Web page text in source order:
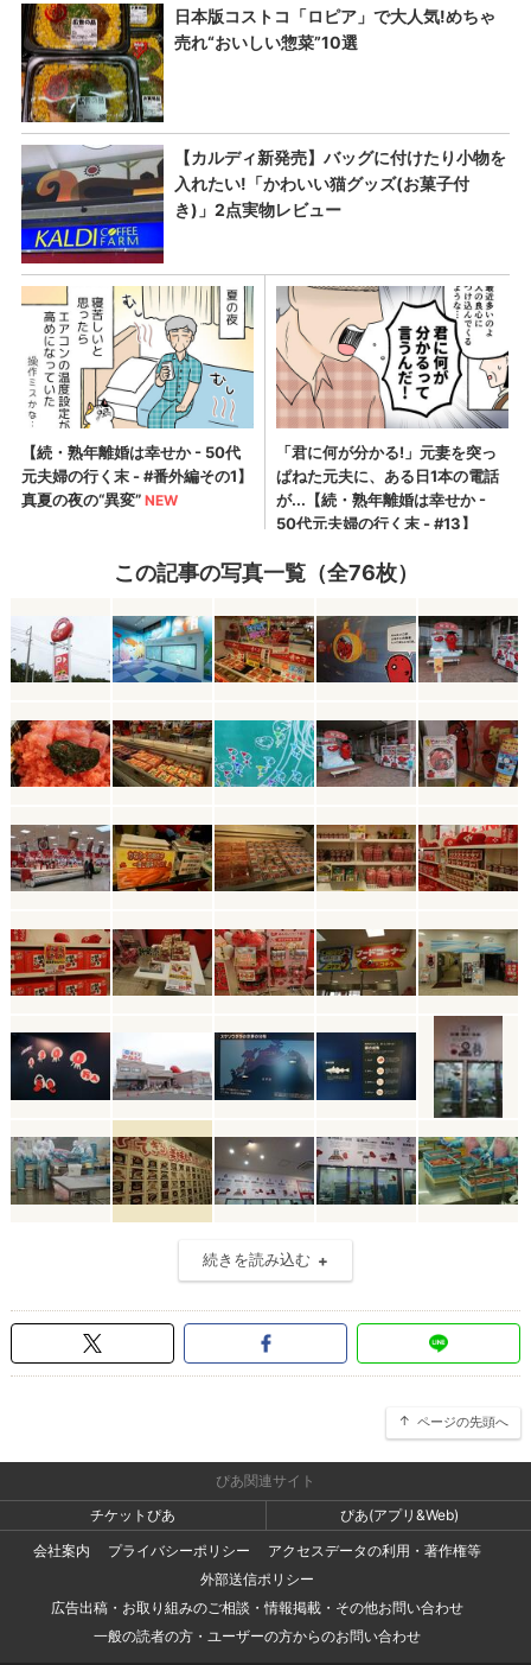
この記事の写真一覧（全76枚）
続きを読み込む
ページの先頭へ
ぴあ関連サイト
チケットぴあ
ぴあ(アプリ&Web)
会社案内
プライバシーポリシー
アクセスデータの利用・著作権等
外部送信ポリシー
広告出稿・お取り組みのご相談・情報掲載・その他お問い合わせ
一般の読者の方・ユーザーの方からのお問い合わせ